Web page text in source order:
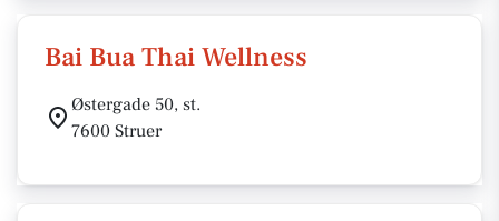
Bai Bua Thai Wellness
Østergade 50, st.
7600 Struer